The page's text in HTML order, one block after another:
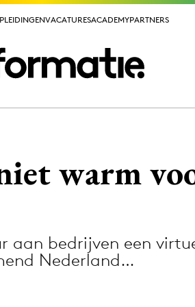
VACATURESACADEMYPARTNERS
VACATURESACADEMYPARTNERS
Media
Merkstrategie
warm
aan bedrijven een
Nederland…